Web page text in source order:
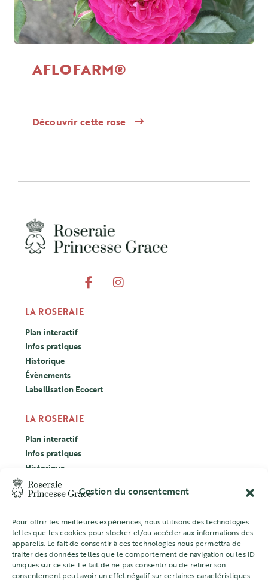
Gestion du consentement
Pour offrir les meilleures expériences, nous utilisons des technologies
telles que les cookies pour stocker et/ou accéder aux informations des
appareils. Le fait de consentir à ces technologies nous permettra de
traiter des données telles que le comportement de navigation ou les ID
uniques sur ce site. Le fait de ne pas consentir ou de retirer son
consentement peut avoir un effet négatif sur certaines caractéristiques
AFLOFARM®
Découvrir cette rose
LA ROSERAIE
Plan interactif
Infos pratiques
Historique
Évènements
Labellisation Ecocert
LA ROSERAIE
Plan interactif
Infos pratiques
Historique
Évènements
Labellisation Ecocert
CONCOURS
L’ASSOCIATION
Mentions légales